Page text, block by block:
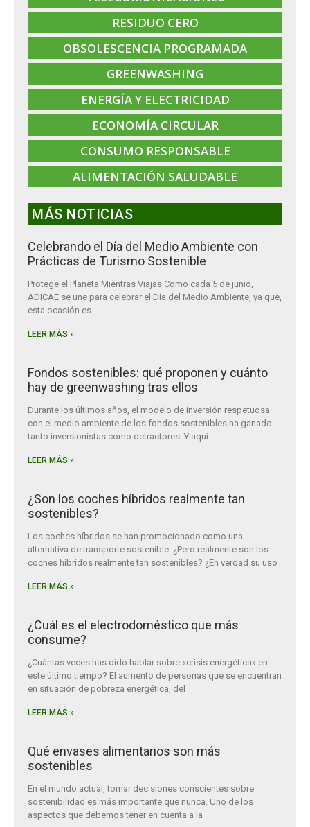
RESIDUO CERO
OBSOLESCENCIA PROGRAMADA
GREENWASHING
ENERGÍA Y ELECTRICIDAD
ECONOMÍA CIRCULAR
CONSUMO RESPONSABLE
ALIMENTACIÓN SALUDABLE
MÁS NOTICIAS
Celebrando el Día del Medio Ambiente con
Prácticas de Turismo Sostenible
Protege el Planeta Mientras Viajas Como cada 5 de junio,
ADICAE se une para celebrar el Día del Medio Ambiente, ya que,
esta ocasión es
LEER MÁS »
Fondos sostenibles: qué proponen y cuánto
hay de greenwashing tras ellos
Durante los últimos años, el modelo de inversión respetuosa
con el medio ambiente de los fondos sostenibles ha ganado
tanto inversionistas como detractores. Y aquí
LEER MÁS »
¿Son los coches híbridos realmente tan
sostenibles?
Los coches híbridos se han promocionado como una
alternativa de transporte sostenible. ¿Pero realmente son los
coches híbridos realmente tan sostenibles? ¿En verdad su uso
LEER MÁS »
¿Cuál es el electrodoméstico que más
consume?
¿Cuántas veces has oído hablar sobre «crisis energética» en
este último tiempo? El aumento de personas que se encuentran
en situación de pobreza energética, del
LEER MÁS »
Qué envases alimentarios son más
sostenibles
En el mundo actual, tomar decisiones conscientes sobre
sostenibilidad es más importante que nunca. Uno de los
aspectos que debemos tener en cuenta a la